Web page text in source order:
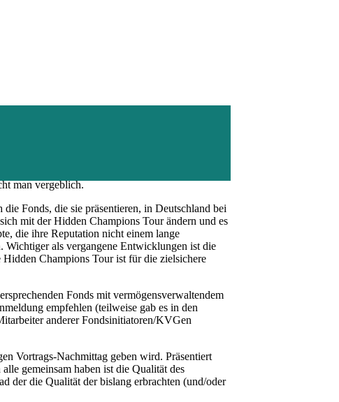
interessante Mischung unterschiedlicher
im weitesten Sinne als "Alternative-Fonds".
man vergeblich.
Fonds, die sie präsentieren, in Deutschland bei
mit der Hidden Champions Tour ändern und es
die ihre Reputation nicht einem lange
Wichtiger als vergangene Entwicklungen ist die
Champions Tour ist für die zielsichere
Fonds mit vermögensverwaltendem
empfehlen (teilweise gab es in den
anderer Fondsinitiatoren/KVGen
Vortrags-Nachmittag geben wird. Präsentiert
gemeinsam haben ist die Qualität des
der die Qualität der bislang erbrachten (und/oder